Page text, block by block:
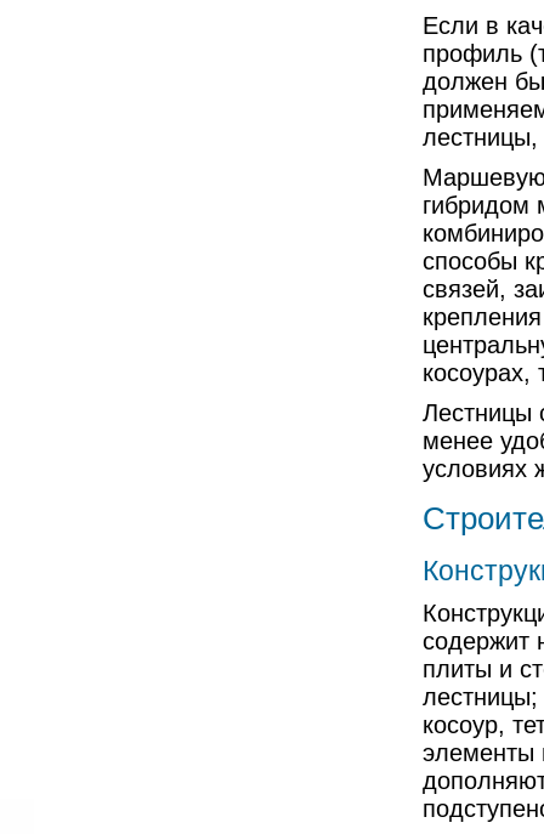
Если в
профиль
должен
Маршевую
гибридом
способы
связей,
косоурах,
Лестницы
менее
условиях
содержит
плиты и
лестницы;
косоур,
элементы